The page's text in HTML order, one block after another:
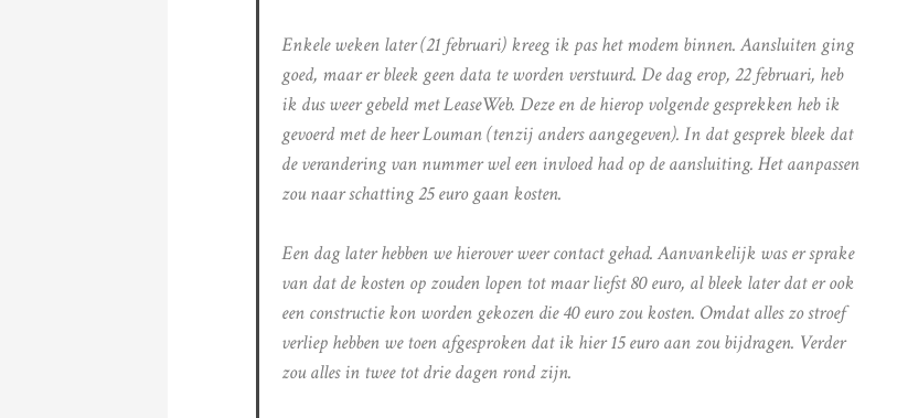
Enkele weken later (21 februari) kreeg ik pas het modem binnen. Aansluiten ging
goed, maar er bleek geen data te worden verstuurd. De dag erop, 22 februari, heb
ik dus weer gebeld met LeaseWeb. Deze en de hierop volgende gesprekken heb ik
gevoerd met de heer Louman (tenzij anders aangegeven). In dat gesprek bleek dat
de verandering van nummer wel een invloed had op de aansluiting. Het aanpassen
zou naar schatting 25 euro gaan kosten.
Een dag later hebben we hierover weer contact gehad. Aanvankelijk was er sprake
van dat de kosten op zouden lopen tot maar liefst 80 euro, al bleek later dat er ook
een constructie kon worden gekozen die 40 euro zou kosten. Omdat alles zo stroef
verliep hebben we toen afgesproken dat ik hier 15 euro aan zou bijdragen. Verder
zou alles in twee tot drie dagen rond zijn.